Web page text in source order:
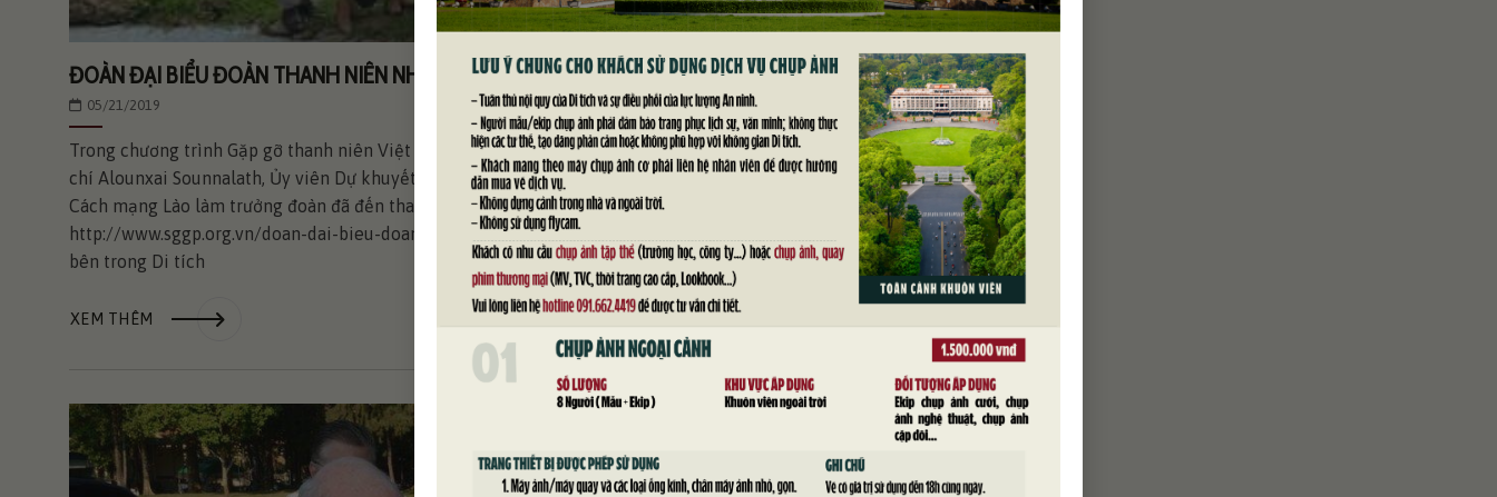
ĐOÀN ĐẠI BIỂU ĐOÀN THANH NIÊN NHÂN DÂN CÁCH MẠNG LÀO THAM QUAN DI TÍCH LỊCH SỬ DINH ĐỘC LẬP
05/21/2019
Trong chương trình Gặp gỡ thanh niên Việt – Lào năm 2019, Đoàn đại biểu Đoàn Thanh niên Nhân dân Cách mạng Lào do đồng
chí Alounxai Sounnalath, Ủy viên Dự khuyết Trung ương Đảng Nhân dân Cách mạng Lào, Bí thư Trung ương Đoàn Nhân dân
Cách mạng Lào làm trưởng đoàn đã đến tham quan Di tích lịch sử Dinh Độc Lập sáng ngày 20/5/2019.
http://www.sggp.org.vn/doan-dai-bieu-doan-thanh-nien-nhan-dan-cach-mang-lao-tham-tphcm-594176.html Đoàn tham quan
bên trong Di tích
XEM THÊM